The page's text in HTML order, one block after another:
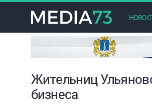
Жительниц
бизнеса